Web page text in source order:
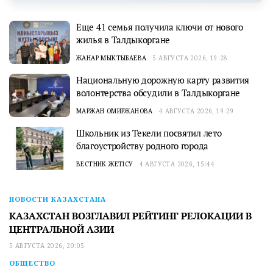
Еще 41 семья получила ключи от нового
жилья в Талдыкоргане
ЖАНАР МЫКТЫБАЕВА 5 АВГУСТА 2026, 19:28
Национальную дорожную карту развития
волонтерства обсудили в Талдыкоргане
МАРЖАН ОМИРЖАНОВА 4 АВГУСТА 2026, 19:29
Школьник из Текели посвятил лето
благоустройству родного города
ВЕСТНИК ЖЕТІСУ 4 АВГУСТА 2026, 15:44
НОВОСТИ КАЗАХСТАНА
КАЗАХСТАН ВОЗГЛАВИЛ РЕЙТИНГ РЕЛОКАЦИИ В
ЦЕНТРАЛЬНОЙ АЗИИ
5 АВГУСТА 2026, 20:05
ОБЩЕСТВО